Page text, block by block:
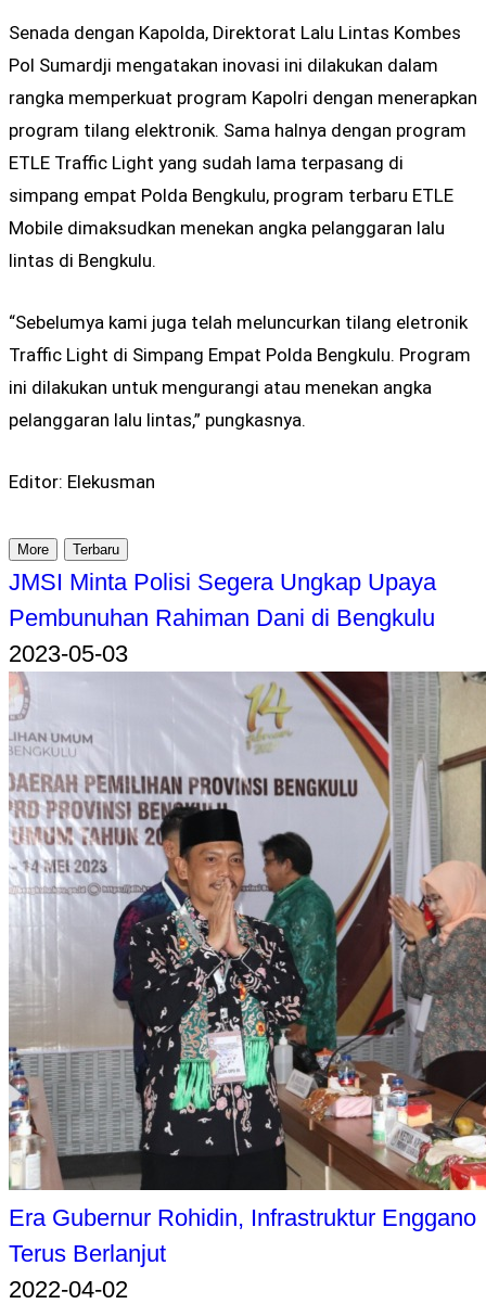
Senada dengan Kapolda, Direktorat Lalu Lintas Kombes
Pol Sumardji mengatakan inovasi ini dilakukan dalam
rangka memperkuat program Kapolri dengan menerapkan
program tilang elektronik. Sama halnya dengan program
ETLE Traffic Light yang sudah lama terpasang di
simpang empat Polda Bengkulu, program terbaru ETLE
Mobile dimaksudkan menekan angka pelanggaran lalu
lintas di Bengkulu.
“Sebelumya kami juga telah meluncurkan tilang eletronik
Traffic Light di Simpang Empat Polda Bengkulu. Program
ini dilakukan untuk mengurangi atau menekan angka
pelanggaran lalu lintas,” pungkasnya.
Editor: Elekusman
More Terbaru
JMSI Minta Polisi Segera Ungkap Upaya
Pembunuhan Rahiman Dani di Bengkulu
2023-05-03
Era Gubernur Rohidin, Infrastruktur Enggano
Terus Berlanjut
2022-04-02